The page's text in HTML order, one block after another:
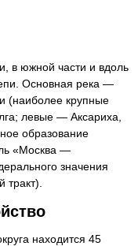
в южной части и вдоль
Основная река —
(наиболее крупные
левые — Аксариха,
образование
«Москва —
значения
находится 45